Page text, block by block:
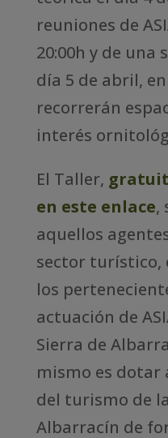
reuniones de
20:00h y de una
día 5 de abril,
recorrerán
interés
El Taller,
en este enlace,
aquellos
sector turístico,
los
actuación de
Sierra de
mismo es dotar
del turismo de
Albarracín de